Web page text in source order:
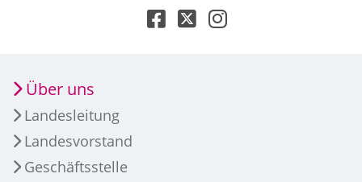
Über uns
Landesleitung
Landesvorstand
Geschäftsstelle